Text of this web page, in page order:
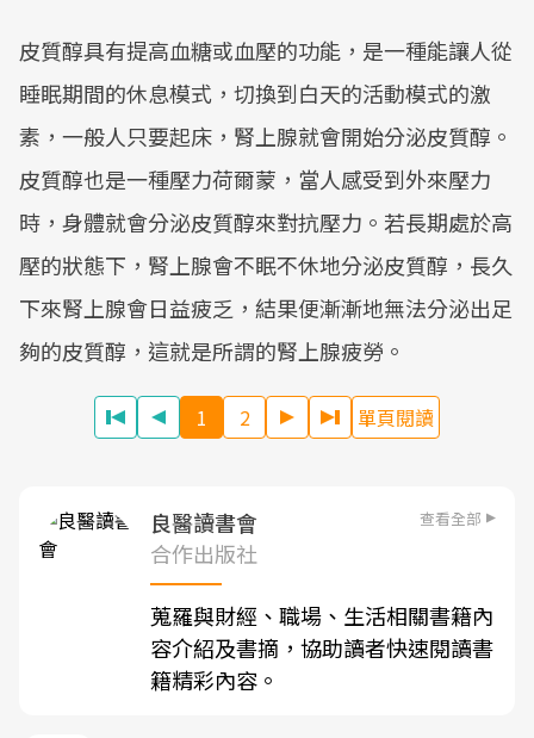
皮質醇具有提高血糖或血壓的功能，是一種能讓人從
睡眠期間的休息模式，切換到白天的活動模式的激
素，一般人只要起床，腎上腺就會開始分泌皮質醇。
皮質醇也是一種壓力荷爾蒙，當人感受到外來壓力
時，身體就會分泌皮質醇來對抗壓力。若長期處於高
壓的狀態下，腎上腺會不眠不休地分泌皮質醇，長久
下來腎上腺會日益疲乏，結果便漸漸地無法分泌出足
夠的皮質醇，這就是所謂的腎上腺疲勞。
1 2 單頁閱讀
良醫讀書會 查看全部
合作出版社
蒐羅與財經、職場、生活相關書籍內
容介紹及書摘，協助讀者快速閱讀書
籍精彩內容。